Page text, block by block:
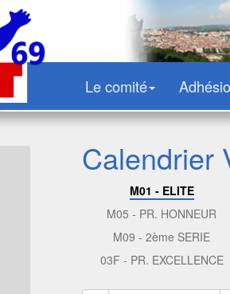
Le comité
Calendrier
M01 - ELITE
M05 - PR. HONNEUR
M09 - 2ème SERIE
03F - PR. EXCELLENCE